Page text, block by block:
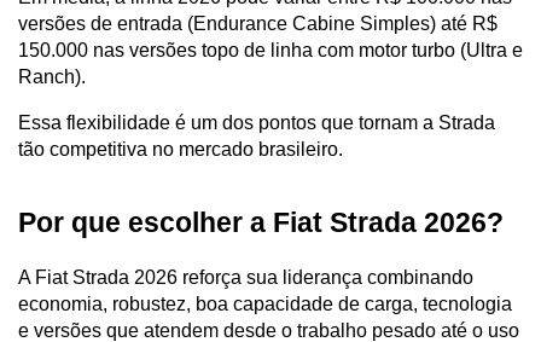
versões de entrada (Endurance Cabine Simples) até R$
150.000 nas versões topo de linha com motor turbo (Ultra e
Ranch).
Essa flexibilidade é um dos pontos que tornam a Strada
tão competitiva no mercado brasileiro.
Por que escolher a Fiat Strada 2026?
A Fiat Strada 2026 reforça sua liderança combinando
economia, robustez, boa capacidade de carga, tecnologia
e versões que atendem desde o trabalho pesado até o uso